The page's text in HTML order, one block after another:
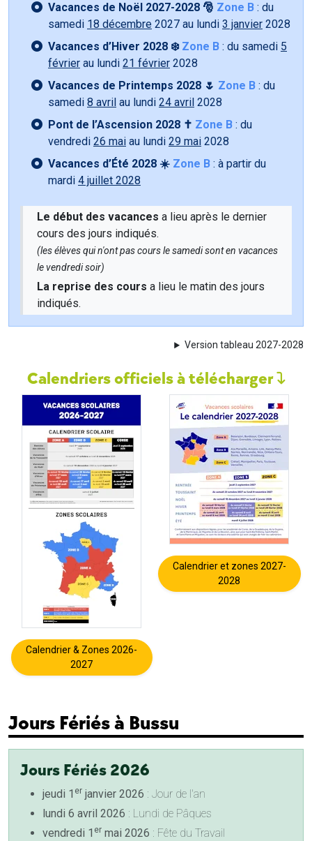
Vacances de Noël 2027-2028 🎅 Zone B : du
samedi 18 décembre 2027 au lundi 3 janvier 2028
Vacances d’Hiver 2028 ❄️ Zone B : du samedi 5
février au lundi 21 février 2028
Vacances de Printemps 2028 🌷 Zone B : du
samedi 8 avril au lundi 24 avril 2028
Pont de l’Ascension 2028 ✝️ Zone B : du
vendredi 26 mai au lundi 29 mai 2028
Vacances d’Été 2028 ☀️ Zone B : à partir du
mardi 4 juillet 2028
Le début des vacances a lieu après le dernier
cours des jours indiqués.
(les élèves qui n'ont pas cours le samedi sont en vacances
le vendredi soir)
La reprise des cours a lieu le matin des jours
indiqués.
Version tableau 2027-2028
Calendriers officiels à télécharger
Calendrier & Zones 2026-
2027
Calendrier et zones 2027-
2028
Jours Fériés à Bussu
Jours Fériés 2026
jeudi 1 er janvier 2026 : Jour de l'an
lundi 6 avril 2026 : Lundi de Pâques
vendredi 1 er mai 2026 : Fête du Travail